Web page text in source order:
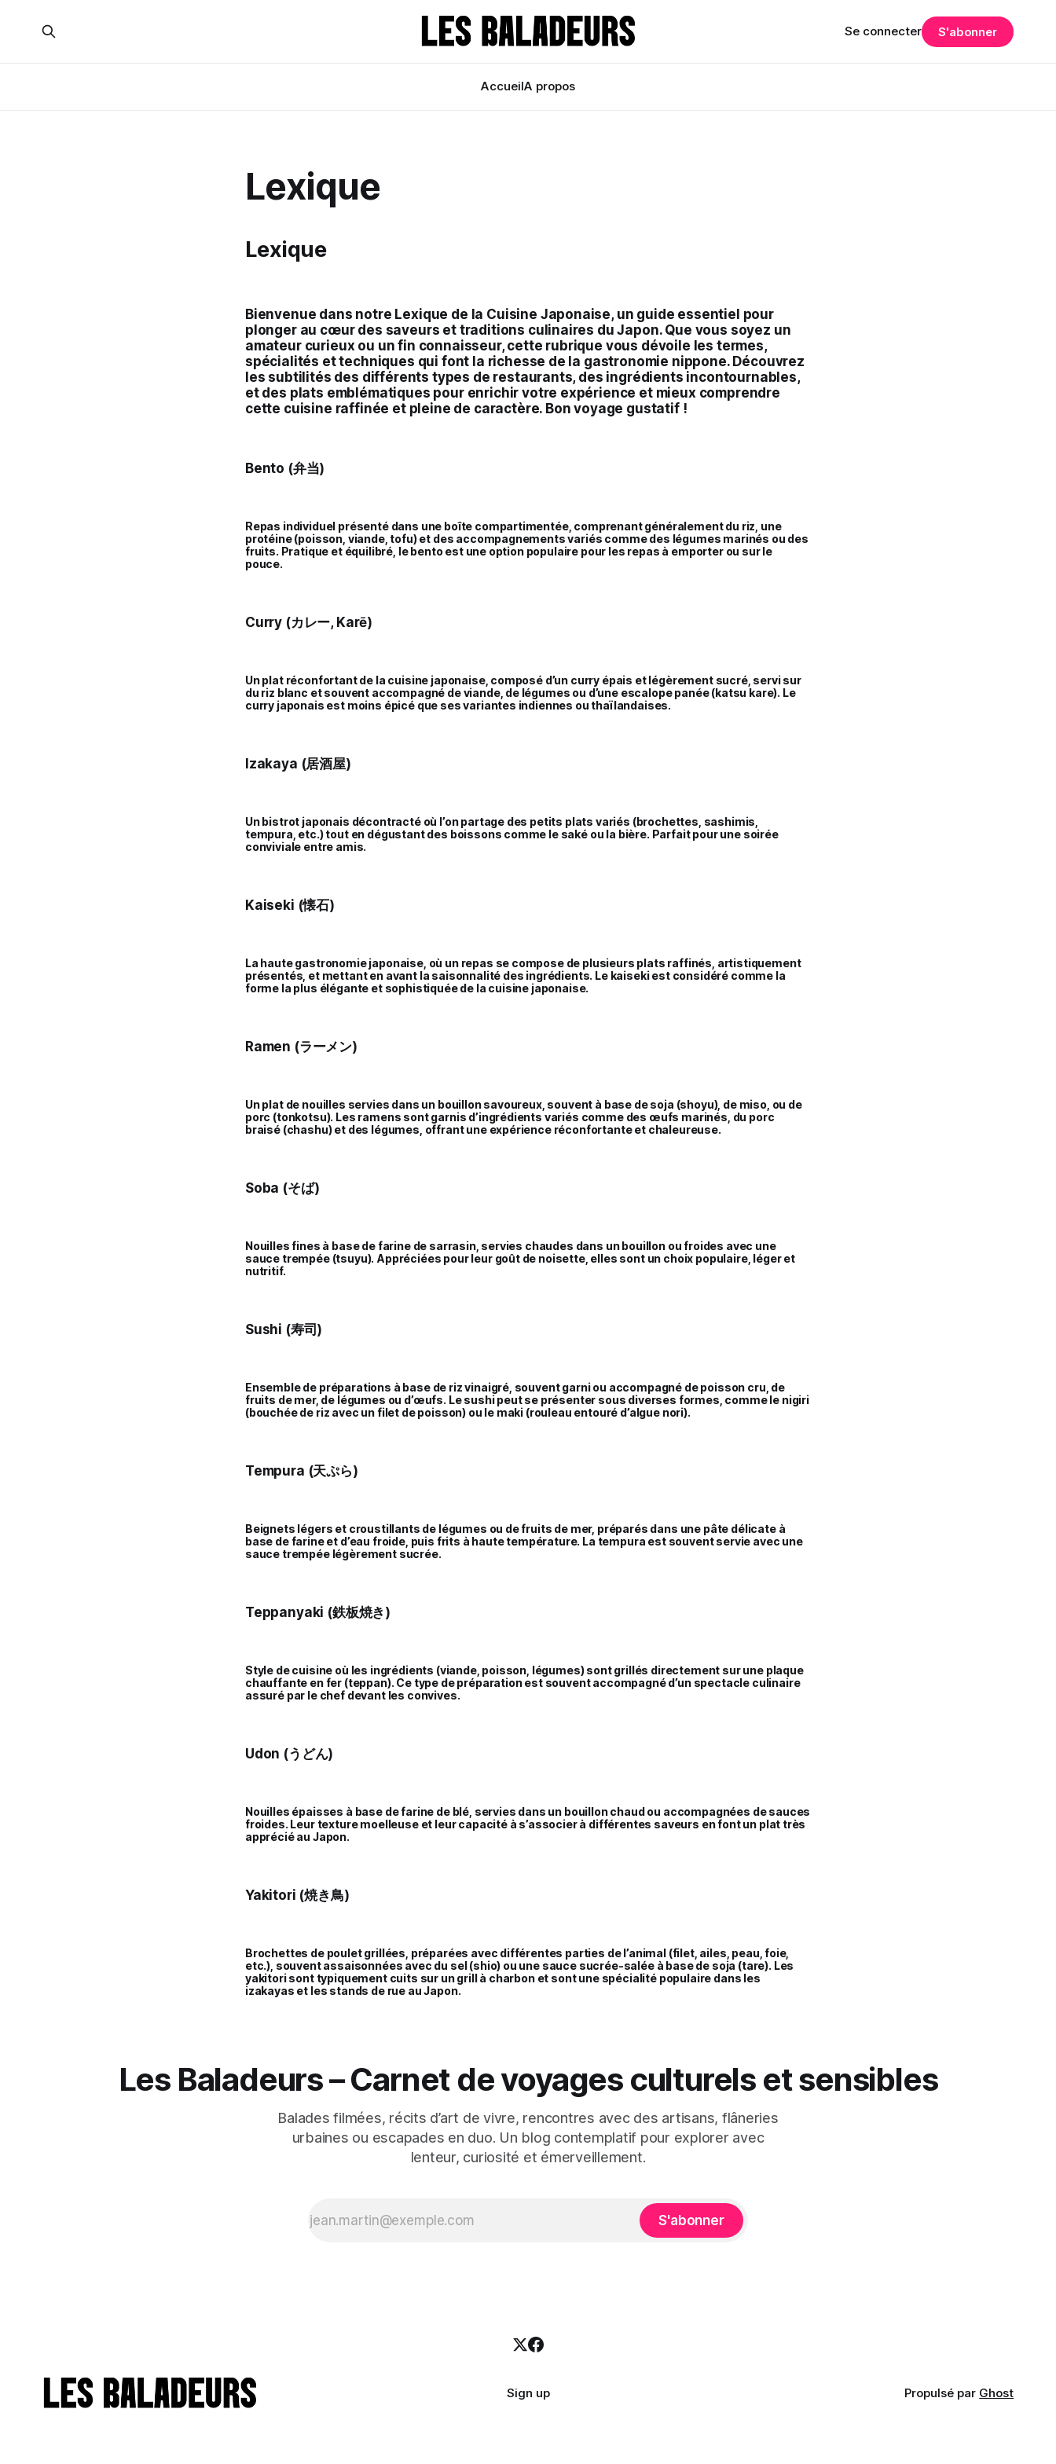
AccueilA propos
Se connecter S'abonner
Lexique
Lexique
Bienvenue dans notre Lexique de la Cuisine Japonaise, un guide essentiel pour
plonger au cœur des saveurs et traditions culinaires du Japon. Que vous soyez un
amateur curieux ou un fin connaisseur, cette rubrique vous dévoile les termes,
spécialités et techniques qui font la richesse de la gastronomie nippone. Découvrez
les subtilités des différents types de restaurants, des ingrédients incontournables,
et des plats emblématiques pour enrichir votre expérience et mieux comprendre
cette cuisine raffinée et pleine de caractère. Bon voyage gustatif !
Bento (弁当)
Repas individuel présenté dans une boîte compartimentée, comprenant généralement du riz, une
protéine (poisson, viande, tofu) et des accompagnements variés comme des légumes marinés ou des
fruits. Pratique et équilibré, le bento est une option populaire pour les repas à emporter ou sur le
pouce.
Curry (カレー, Karē)
Un plat réconfortant de la cuisine japonaise, composé d’un curry épais et légèrement sucré, servi sur
du riz blanc et souvent accompagné de viande, de légumes ou d’une escalope panée (katsu kare). Le
curry japonais est moins épicé que ses variantes indiennes ou thaïlandaises.
Izakaya (居酒屋)
Un bistrot japonais décontracté où l’on partage des petits plats variés (brochettes, sashimis,
tempura, etc.) tout en dégustant des boissons comme le saké ou la bière. Parfait pour une soirée
conviviale entre amis.
Kaiseki (懐石)
La haute gastronomie japonaise, où un repas se compose de plusieurs plats raffinés, artistiquement
présentés, et mettant en avant la saisonnalité des ingrédients. Le kaiseki est considéré comme la
forme la plus élégante et sophistiquée de la cuisine japonaise.
Ramen (ラーメン)
Un plat de nouilles servies dans un bouillon savoureux, souvent à base de soja (shoyu), de miso, ou de
porc (tonkotsu). Les ramens sont garnis d’ingrédients variés comme des œufs marinés, du porc
braisé (chashu) et des légumes, offrant une expérience réconfortante et chaleureuse.
Soba (そば)
Nouilles fines à base de farine de sarrasin, servies chaudes dans un bouillon ou froides avec une
sauce trempée (tsuyu). Appréciées pour leur goût de noisette, elles sont un choix populaire, léger et
nutritif.
Sushi (寿司)
Ensemble de préparations à base de riz vinaigré, souvent garni ou accompagné de poisson cru, de
fruits de mer, de légumes ou d’œufs. Le sushi peut se présenter sous diverses formes, comme le nigiri
(bouchée de riz avec un filet de poisson) ou le maki (rouleau entouré d’algue nori).
Tempura (天ぷら)
Beignets légers et croustillants de légumes ou de fruits de mer, préparés dans une pâte délicate à
base de farine et d’eau froide, puis frits à haute température. La tempura est souvent servie avec une
sauce trempée légèrement sucrée.
Teppanyaki (鉄板焼き)
Style de cuisine où les ingrédients (viande, poisson, légumes) sont grillés directement sur une plaque
chauffante en fer (teppan). Ce type de préparation est souvent accompagné d’un spectacle culinaire
assuré par le chef devant les convives.
Udon (うどん)
Nouilles épaisses à base de farine de blé, servies dans un bouillon chaud ou accompagnées de sauces
froides. Leur texture moelleuse et leur capacité à s’associer à différentes saveurs en font un plat très
apprécié au Japon.
Yakitori (焼き鳥)
Brochettes de poulet grillées, préparées avec différentes parties de l’animal (filet, ailes, peau, foie,
etc.), souvent assaisonnées avec du sel (shio) ou une sauce sucrée-salée à base de soja (tare). Les
yakitori sont typiquement cuits sur un grill à charbon et sont une spécialité populaire dans les
izakayas et les stands de rue au Japon.
Les Baladeurs – Carnet de voyages culturels et sensibles
Balades filmées, récits d’art de vivre, rencontres avec des artisans, flâneries
urbaines ou escapades en duo. Un blog contemplatif pour explorer avec
lenteur, curiosité et émerveillement.
S'abonner
Sign up Propulsé par Ghost